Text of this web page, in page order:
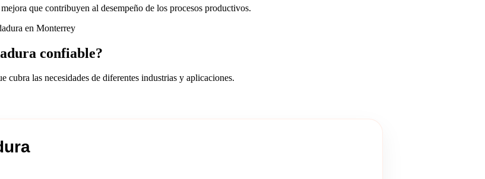
que contribuyen al desempeño de los procesos productivos.
confiable?
las necesidades de diferentes industrias y aplicaciones.